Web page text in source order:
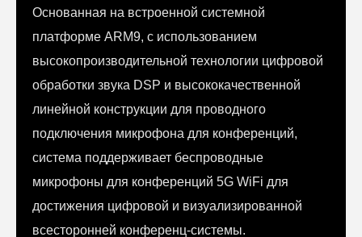
Основанная на встроенной системной
платформе ARM9, с использованием
высокопроизводительной технологии цифровой
обработки звука DSP и высококачественной
линейной конструкции для проводного
подключения микрофона для конференций,
система поддерживает беспроводные
микрофоны для конференций 5G WiFi для
достижения цифровой и визуализированной
всесторонней конференц-системы.